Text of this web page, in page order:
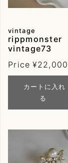
vintage
rippmonster
vintage73
Price ¥22,000
カートに入れ
る